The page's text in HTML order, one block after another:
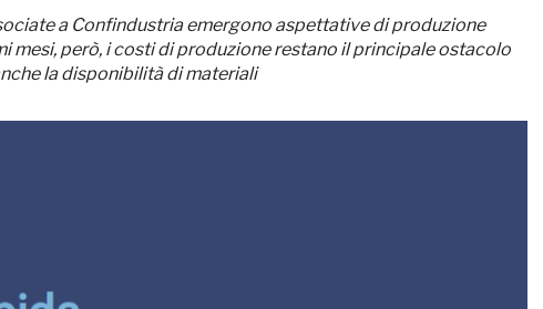
a Confindustria emergono aspettative di produzione
mesi, però, i costi di produzione restano il principale ostacolo
la disponibilità di materiali